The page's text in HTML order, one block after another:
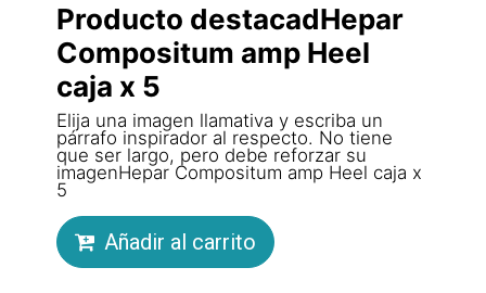
Producto destacadHepar
Compositum amp Heel
caja x 5
Elija una imagen llamativa y escriba un
párrafo inspirador al respecto. No tiene
que ser largo, pero debe reforzar su
imagenHepar Compositum amp Heel caja x
5
Añadir al carrito